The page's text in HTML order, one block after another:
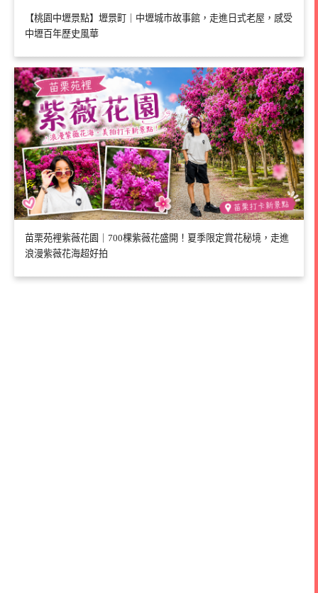
【桃園中壢景點】壢景町｜中壢城市故事館，走進日式老屋，感受
中壢百年歷史風華
苗栗苑裡紫薇花園｜700棵紫薇花盛開！夏季限定賞花秘境，走進
浪漫紫薇花海超好拍